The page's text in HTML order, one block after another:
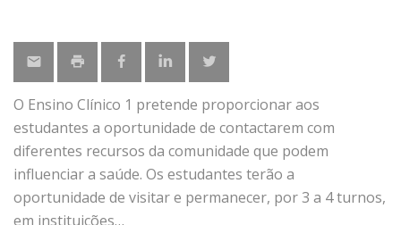
O Ensino Clínico 1 pretende proporcionar aos
estudantes a oportunidade de contactarem com
diferentes recursos da comunidade que podem
influenciar a saúde. Os estudantes terão a
oportunidade de visitar e permanecer, por 3 a 4 turnos,
em instituições